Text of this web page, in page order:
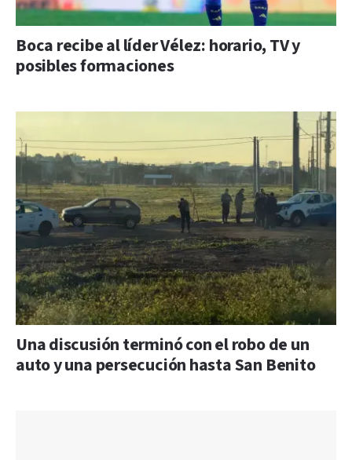
Boca recibe al líder Vélez: horario, TV y
posibles formaciones
Una discusión terminó con el robo de un
auto y una persecución hasta San Benito